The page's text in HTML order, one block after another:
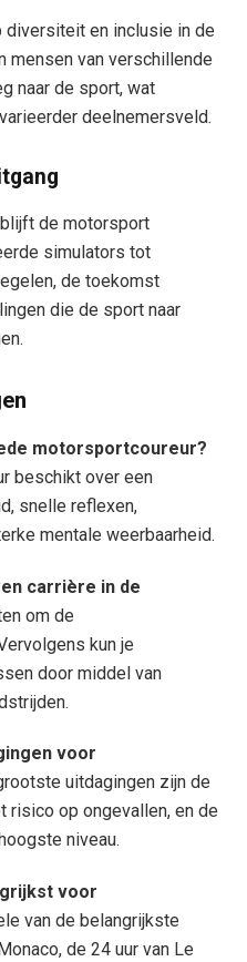
diversiteit en inclusie in de
mensen van verschillende
naar de sport, wat
deelnemersveld.
de motorsport
simulators tot
de toekomst
die de sport naar
motorsportcoureur?
beschikt over een
snelle reflexen,
mentale weerbaarheid.
carrière in de
om de
kun je
door middel van
voor
uitdagingen zijn de
risico op ongevallen, en de
niveau.
voor
van de belangrijkste
de 24 uur van Le